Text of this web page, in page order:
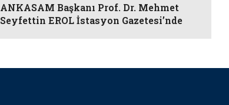
ANKASAM Başkanı Prof. Dr. Mehmet
Seyfettin EROL İstasyon Gazetesi’nde